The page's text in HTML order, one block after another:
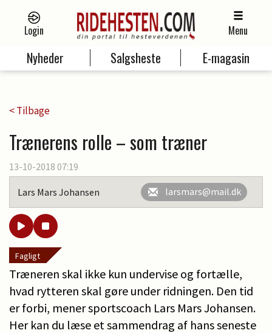
Login Menu
Nyheder Salgsheste E-magasin
< Tilbage
Trænerens rolle – som træner
13-10-2018 07:19
Lars Mars Johansen larsmars@mail.dk
Fagligt
Træneren skal ikke kun undervise og fortælle,
hvad rytteren skal gøre under ridningen. Den tid
er forbi, mener sportscoach Lars Mars Johansen.
Her kan du læse et sammendrag af hans seneste